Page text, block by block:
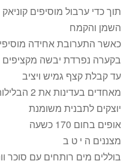
תוך כדי ערבול מוסיפים קוניאק
השמן והקמח
כאשר התערובת אחידה
עד קבלת קצף גמיש ויציב
מאחדים בעדינות את 2 הבלילות
יוצקים לתבנית משומנת
אופים בחום 170 כשעה
מצננים ה י ט ב
בוללים מים רותחים עם סוכר